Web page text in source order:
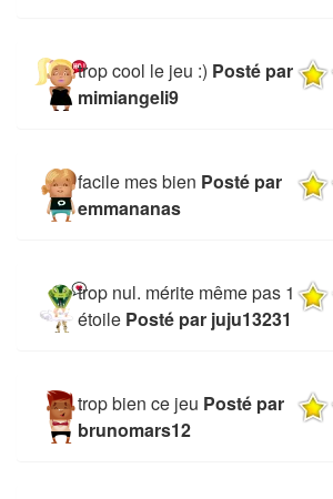
trop cool le jeu :) Posté par
mimiangeli9
facile mes bien Posté par
emmananas
trop nul. mérite même pas 1
étoile Posté par juju13231
trop bien ce jeu Posté par
brunomars12